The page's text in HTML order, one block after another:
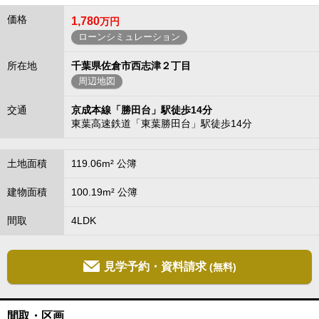
価格 1,780万円
ローンシミュレーション
所在地 千葉県佐倉市西志津２丁目
周辺地図
交通
京成本線「勝田台」駅徒歩14分
東葉高速鉄道「東葉勝田台」駅徒歩14分
土地面積 119.06m² 公簿
建物面積 100.19m² 公簿
間取 4LDK
見学予約・資料請求 (無料)
間取・区画